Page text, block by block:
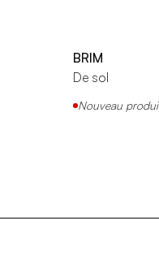
BRIM
De sol
Nouveau